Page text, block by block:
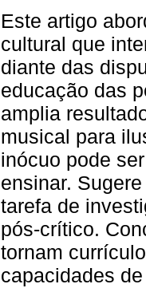
Este artigo
cultural que
diante das
educação das
amplia
musical para
inócuo pode
ensinar.
tarefa de
pós-crítico.
tornam
capacidades